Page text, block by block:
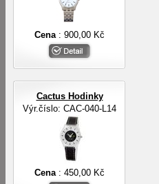
Cena : 900,00 Kč
Cactus Hodinky
Výr.číslo: CAC-040-L14
Cena : 450,00 Kč